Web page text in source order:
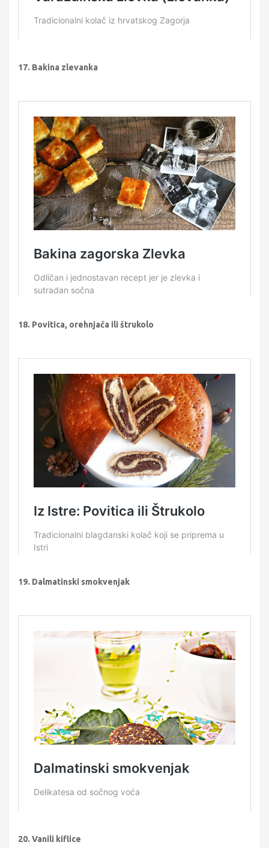
17. Bakina zlevanka
18. Povitica, orehnjača ili štrukolo
19. Dalmatinski smokvenjak
20. Vanili kiflice